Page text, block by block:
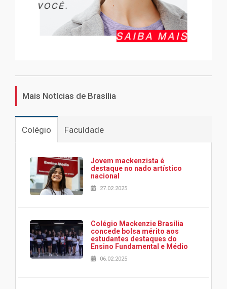
Mais Notícias de Brasília
Colégio Faculdade
Jovem mackenzista é
destaque no nado artístico
nacional
27.02.2025
Colégio Mackenzie Brasília
concede bolsa mérito aos
estudantes destaques do
Ensino Fundamental e Médio
06.02.2025